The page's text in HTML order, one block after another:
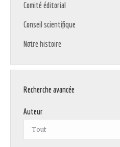
Comité éditorial
Conseil scientifique
Notre histoire
Recherche avancée
Auteur